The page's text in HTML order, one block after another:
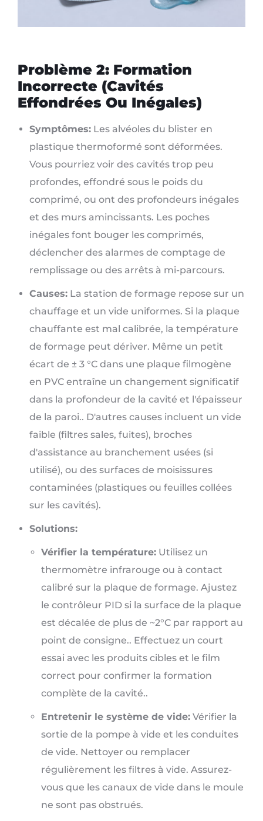
Problème 2: Formation
Incorrecte (Cavités
Effondrées Ou Inégales)
Symptômes: Les alvéoles du blister en
plastique thermoformé sont déformées.
Vous pourriez voir des cavités trop peu
profondes, effondré sous le poids du
comprimé, ou ont des profondeurs inégales
et des murs amincissants. Les poches
inégales font bouger les comprimés,
déclencher des alarmes de comptage de
remplissage ou des arrêts à mi-parcours.
Causes: La station de formage repose sur un
chauffage et un vide uniformes. Si la plaque
chauffante est mal calibrée, la température
de formage peut dériver. Même un petit
écart de ± 3 °C dans une plaque filmogène
en PVC entraîne un changement significatif
dans la profondeur de la cavité et l'épaisseur
de la paroi.. D'autres causes incluent un vide
faible (filtres sales, fuites), broches
d'assistance au branchement usées (si
utilisé), ou des surfaces de moisissures
contaminées (plastiques ou feuilles collées
sur les cavités).
Solutions:
Vérifier la température: Utilisez un
thermomètre infrarouge ou à contact
calibré sur la plaque de formage. Ajustez
le contrôleur PID si la surface de la plaque
est décalée de plus de ~2°C par rapport au
point de consigne.. Effectuez un court
essai avec les produits cibles et le film
correct pour confirmer la formation
complète de la cavité..
Entretenir le système de vide: Vérifier la
sortie de la pompe à vide et les conduites
de vide. Nettoyer ou remplacer
régulièrement les filtres à vide. Assurez-
vous que les canaux de vide dans le moule
ne sont pas obstrués.